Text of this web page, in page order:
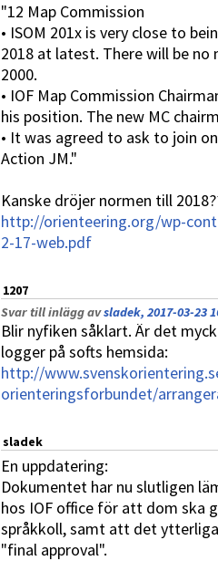
"12 Map Commission
• ISOM 201x is very close to
2018 at latest. There will be no
2000.
• IOF Map Commission
his position. The new MC
• It was agreed to ask to join
Action JM."
Kanske dröjer normen till
http://orienteering.org/wp-
2-17-web.pdf
1207
Svar till inlägg avsladek, 2017-03-23
Blir nyfiken såklart. Är det
logger på softs hemsida:
http://
orienteringsforbundet/
sladek
En uppdatering:
Dokumentet har nu slutligen
hos IOF office för att dom ska
språkkoll, samt att det
"final approval".